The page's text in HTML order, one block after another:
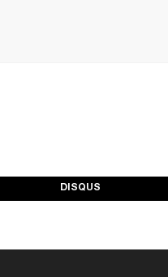
DISQUS